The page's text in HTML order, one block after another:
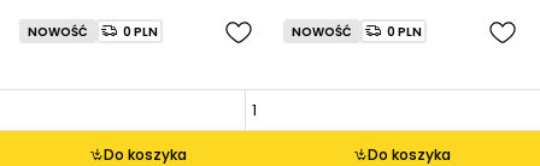
Do koszyka
NOWOŚĆ 0 PLN
Do koszyka
NOWOŚĆ 0 PLN